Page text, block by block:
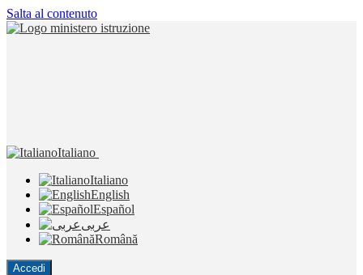
Salta al contenuto
Italiano
Italiano
English
Español
عربى
Română
Accedi